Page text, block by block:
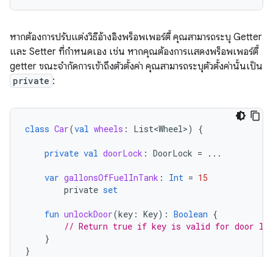
หากต้องการปรับแต่งวิธีอ้างอิงพร็อพเพอร์ตี้ คุณสามารถระบุ Getter
และ Setter ที่กำหนดเอง เช่น หากคุณต้องการแสดงพร็อพเพอร์ตี้
getter ขณะจำกัดการเข้าถึงตัวตั้งค่า คุณสามารถระบุตัวตั้งค่านั้นเป็น
private :
class Car(val wheels : List<Wheel>) {
private val doorLock : DoorLock = ...
var gallonsOfFuelInTank : Int = 15
private set
fun unlockDoor(key : Key): Boolean {
// Return true if key is valid for door
}
}